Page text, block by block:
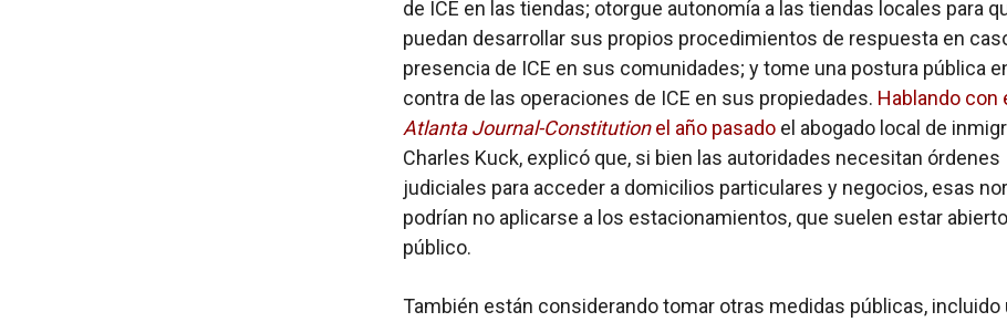
de ICE en las tiendas; otorgue autonomía a las tiendas locales para
puedan desarrollar sus propios procedimientos de respuesta en
presencia de ICE en sus comunidades; y tome una postura pública
contra de las operaciones de ICE en sus propiedades. Hablando con
Atlanta Journal-Constitutionel año pasado el abogado local de
Charles Kuck, explicó que, si bien las autoridades necesitan órdenes
judiciales para acceder a domicilios particulares y negocios, esas
podrían no aplicarse a los estacionamientos, que suelen estar
público.
También están considerando tomar otras medidas públicas, incluido